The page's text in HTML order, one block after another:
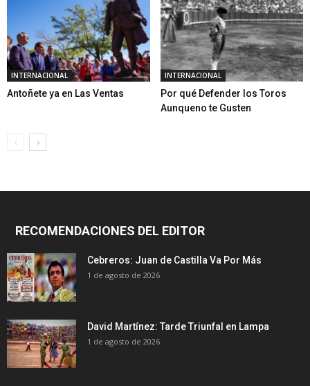
INTERNACIONAL
Antoñete ya en Las Ventas
INTERNACIONAL
Por qué Defender los Toros
Aunqueno te Gusten
RECOMENDACIONES DEL EDITOR
Cebreros: Juan de Castilla Va Por Más
1 de agosto de 2026
David Martínez: Tarde Triunfal en Lampa
1 de agosto de 2026